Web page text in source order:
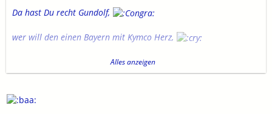
Da hast Du recht Gundolf,
wer will den einen Bayern mit Kymco Herz,
das geht doch gar nicht dann lieber gleich alles aus Japan!
Servus pinsurfer
Alles anzeigen